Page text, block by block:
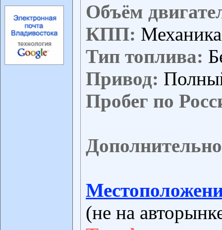
Объём
КПП: Механика
Тип топлива:
Привод:
Пробег по
(не на